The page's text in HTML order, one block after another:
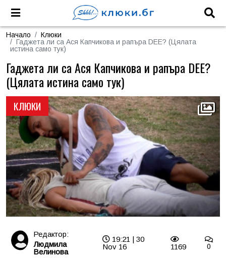
Начало
Клюки
Гаджета ли са Ася Капчикова и рапъра DEE? (Цялата
истина само тук)
КЛЮКИ
Гаджета ли са Ася Капчикова и рапъра DEE?
(Цялата истина само тук)
Редактор:
Людмила
Велинова
19:21 | 30
Nov 16
1169 0